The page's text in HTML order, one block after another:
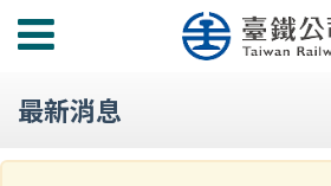
功
選
最新消息